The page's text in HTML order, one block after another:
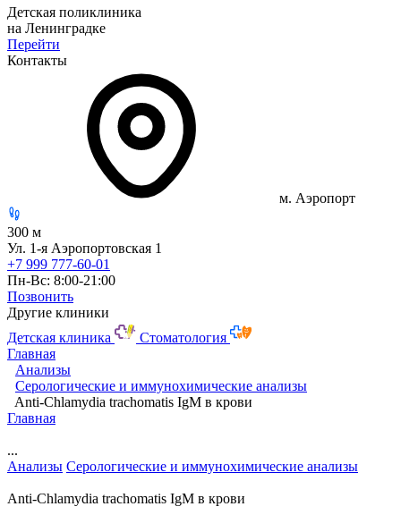
Детская поликлиника
на Ленинградке
Перейти
Контакты
м. Аэропорт
300 м
Ул. 1-я Аэропортовская 1
+7 999 777-60-01
Пн-Вс: 8:00-21:00
Позвонить
Другие клиники
Детская клиника
Стоматология
Главная
Анализы
Серологические и иммунохимические анализы
Anti-Chlamydia trachomatis IgM в крови
Главная
...
Анализы Серологические и иммунохимические анализы
Anti-Chlamydia trachomatis IgM в крови